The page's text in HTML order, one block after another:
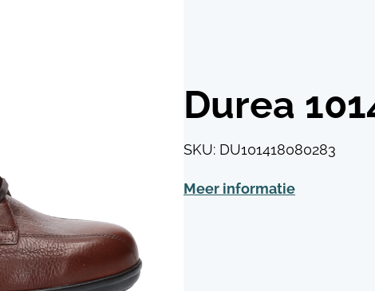
Durea
SKU: DU101418080283
Meer informatie